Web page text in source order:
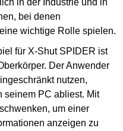
in der Industrie und in
bei denen
wichtige Rolle spielen.
für X-Shut SPIDER ist
Der Anwender
nutzen,
seinem PC abliest. Mit
um einer
anzeigen zu